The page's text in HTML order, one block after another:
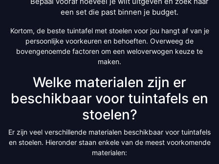
een set die past binnen je budget.
Kortom, de beste tuintafel met stoelen voor jou hangt af van je
persoonlijke voorkeuren en behoeften. Overweeg de
bovengenoemde factoren om een weloverwogen keuze te
maken.
Welke materialen zijn er
beschikbaar voor tuintafels en
stoelen?
Er zijn veel verschillende materialen beschikbaar voor tuintafels
en stoelen. Hieronder staan enkele van de meest voorkomende
materialen: